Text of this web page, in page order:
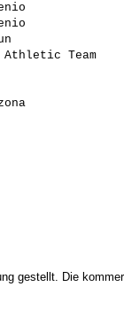
Team
gestellt. Die